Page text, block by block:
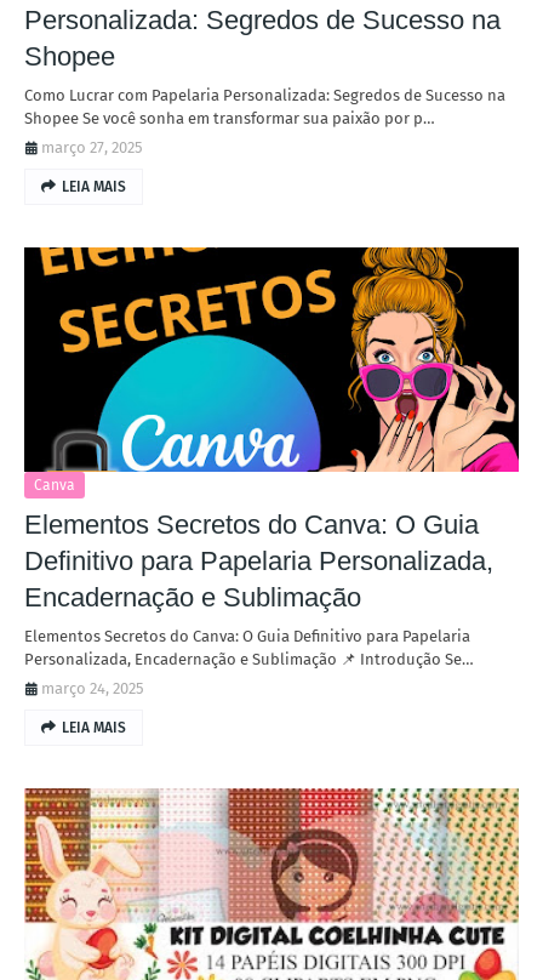
Personalizada: Segredos de Sucesso na
Shopee
Como Lucrar com Papelaria Personalizada: Segredos de Sucesso na
Shopee Se você sonha em transformar sua paixão por p…
março 27, 2025
LEIA MAIS
Canva
Elementos Secretos do Canva: O Guia
Definitivo para Papelaria Personalizada,
Encadernação e Sublimação
Elementos Secretos do Canva: O Guia Definitivo para Papelaria
Personalizada, Encadernação e Sublimação 📌 Introdução Se…
março 24, 2025
LEIA MAIS